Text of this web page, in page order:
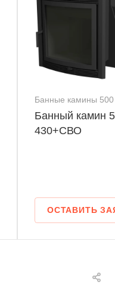
Банные камины 500
Банный камин
430+СВО
ОСТАВИТЬ